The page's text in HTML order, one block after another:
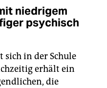
niedrigem
psychisch
sich in der Schule
erhält ein
die